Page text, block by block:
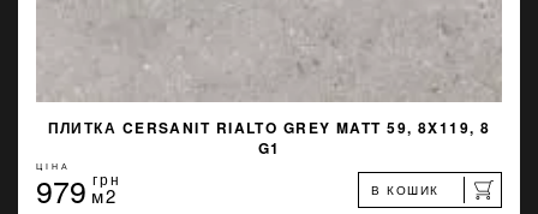
ПЛИТКА CERSANIT RIALTO GREY MATT 59, 8X119, 8
G1
ЦІНА
979 грн
м2 В КОШИК